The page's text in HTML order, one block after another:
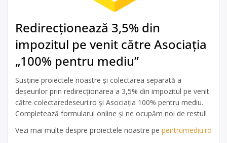
Redirecționează 3,5% din
impozitul pe venit către Asociația
„100% pentru mediu”
Susține proiectele noastre și colectarea separată a
deșeurilor prin redirecționarea a 3,5% din impozitul pe venit
către colectaredeseuri.ro și Asociația 100% pentru mediu.
Completează formularul online și ne ocupăm noi de restul!
Vezi mai multe despre proiectele noastre pe pentrumediu.ro